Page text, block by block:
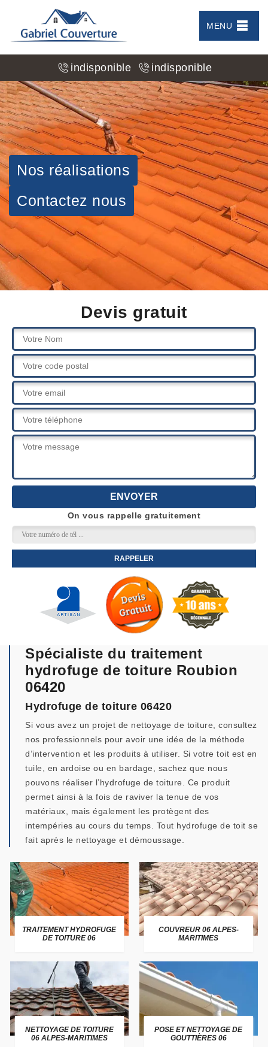
MENU
indisponible indisponible
Nos réalisations
Contactez nous
Devis gratuit
On vous rappelle gratuitement
Spécialiste du traitement
hydrofuge de toiture Roubion
06420
Hydrofuge de toiture 06420
Si vous avez un projet de nettoyage de toiture, consultez
nos professionnels pour avoir une idée de la méthode
d’intervention et les produits à utiliser. Si votre toit est en
tuile, en ardoise ou en bardage, sachez que nous
pouvons réaliser l’hydrofuge de toiture. Ce produit
permet ainsi à la fois de raviver la tenue de vos
matériaux, mais également les protègent des
intempéries au cours du temps. Tout hydrofuge de toit se
fait après le nettoyage et démoussage.
TRAITEMENT HYDROFUGE
DE TOITURE 06
COUVREUR 06 ALPES-
MARITIMES
NETTOYAGE DE TOITURE
06 ALPES-MARITIMES
POSE ET NETTOYAGE DE
GOUTTIÈRES 06